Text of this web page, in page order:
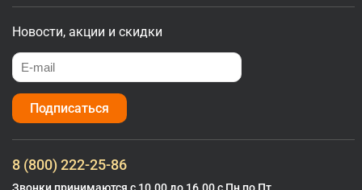
Новости, акции и скидки
Подписаться
8 (800) 222-25-86